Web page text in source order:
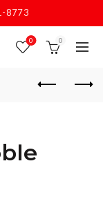
8773
0 0